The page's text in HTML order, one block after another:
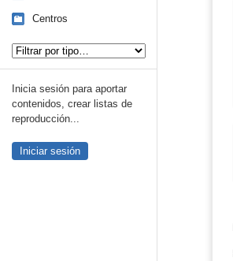
Centros
Inicia sesión para aportar
contenidos, crear listas de
reproducción...
Iniciar sesión